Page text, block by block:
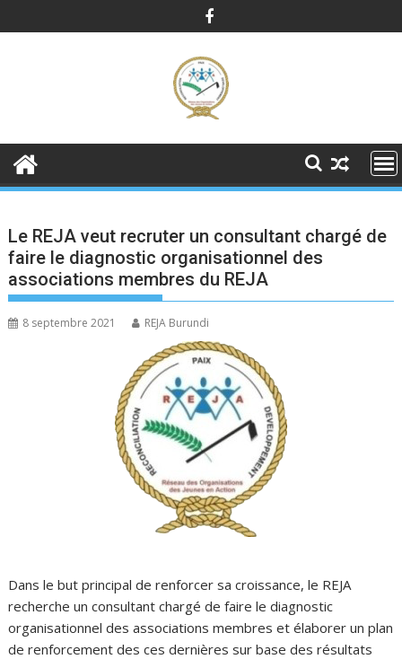
to
Le REJA veut recruter un consultant chargé de
faire le diagnostic organisationnel des
associations membres du REJA
8 septembre 2021 REJA Burundi
Dans le but principal de renforcer sa croissance, le REJA
recherche un consultant chargé de faire le diagnostic
organisationnel des associations membres et élaborer un plan
de renforcement des ces dernières sur base des résultats